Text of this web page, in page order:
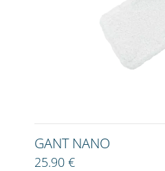
GANT NANO
25.90 €